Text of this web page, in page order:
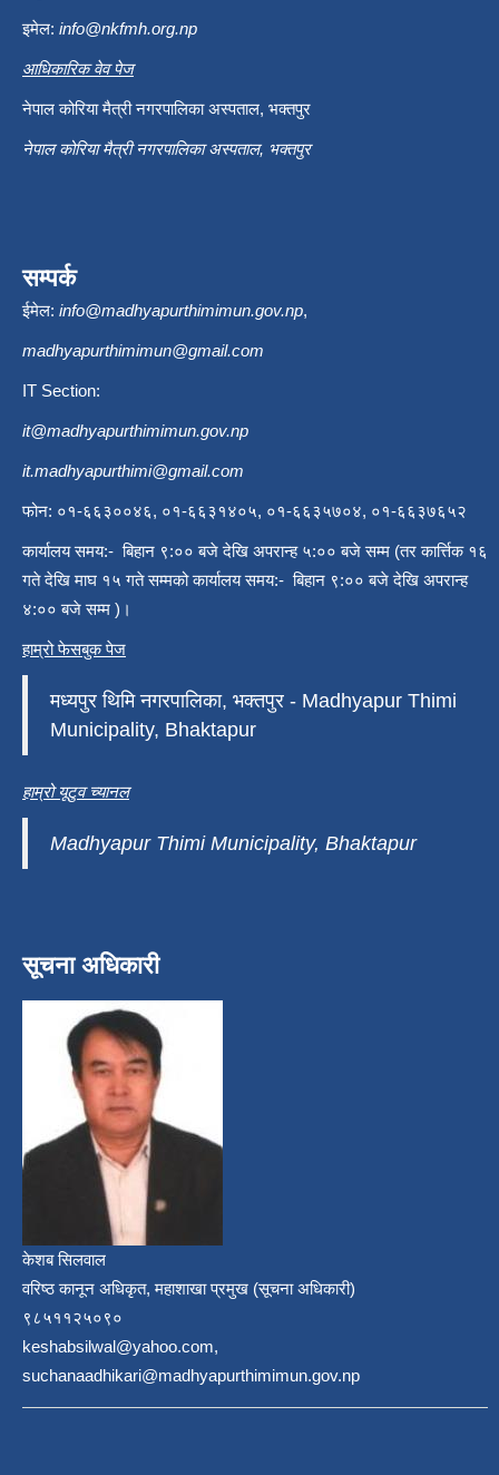
इमेल: info@nkfmh.org.np
आधिकारिक वेव पेज
नेपाल कोरिया मैत्री नगरपालिका अस्पताल, भक्तपुर
नेपाल कोरिया मैत्री नगरपालिका अस्पताल, भक्तपुर
सम्पर्क
ईमेल: info@madhyapurthimimun.gov.np,
madhyapurthimimun@gmail.com
IT Section:
it@madhyapurthimimun.gov.np
it.madhyapurthimi@gmail.com
फोन: ०१-६६३००४६, ०१-६६३१४०५, ०१-६६३५७०४, ०१-६६३७६५२
कार्यालय समय:- बिहान ९:०० बजे देखि अपरान्ह ५:०० बजे सम्म (तर कार्त्तिक १६
गते देखि माघ १५ गते सम्मको कार्यालय समय:- बिहान ९:०० बजे देखि अपरान्ह
४:०० बजे सम्म )।
हाम्रो फेसबुक पेज
मध्यपुर थिमि नगरपालिका, भक्तपुर - Madhyapur Thimi
Municipality, Bhaktapur
हाम्रो यूटुव च्यानल
Madhyapur Thimi Municipality, Bhaktapur
सूचना अधिकारी
केशब सिलवाल
वरिष्ठ कानून अधिकृत, महाशाखा प्रमुख (सूचना अधिकारी)
९८५११२५०९०
keshabsilwal@yahoo.com,
suchanaadhikari@madhyapurthimimun.gov.np